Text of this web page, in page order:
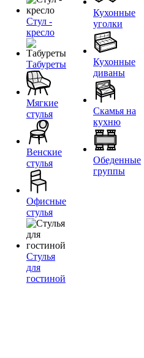
Стул -
кресло
Табуреты
Мягкие
стулья
Венские
стулья
Офисные
стулья
Стулья
для
гостиной
Кухонные
уголки
Кухонные
диваны
Скамья на
кухню
Обеденные
группы